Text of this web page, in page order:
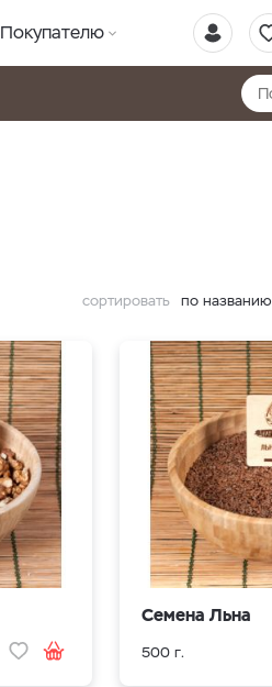
Покупателю
сортировать по названию
Семена Льна
500 г.